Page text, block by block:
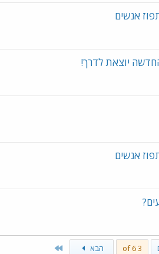
אנשים
יוצאת לדרך!
אנשים
3 of 6 הבא